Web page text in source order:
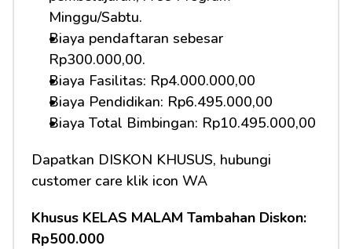
Minggu/Sabtu.
Biaya pendaftaran sebesar
Rp300.000,00.
Biaya Fasilitas: Rp4.000.000,00
Biaya Pendidikan: Rp6.495.000,00
Biaya Total Bimbingan: Rp10.495.000,00
Dapatkan DISKON KHUSUS, hubungi
customer care klik icon WA
Khusus KELAS MALAM Tambahan Diskon:
Rp500.000